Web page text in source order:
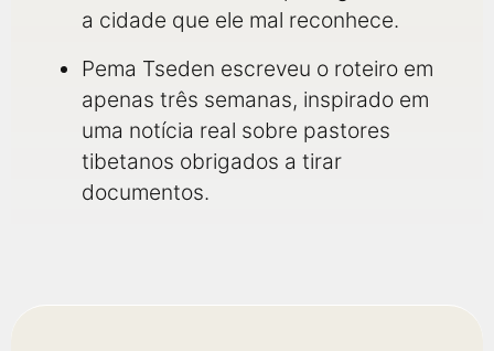
a cidade que ele mal reconhece.
Pema Tseden escreveu o roteiro em
apenas três semanas, inspirado em
uma notícia real sobre pastores
tibetanos obrigados a tirar
documentos.